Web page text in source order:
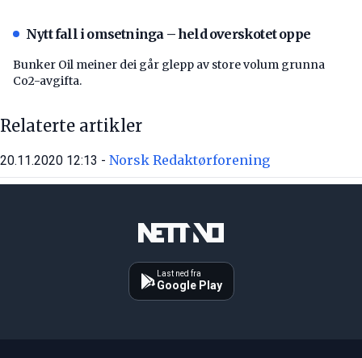
Nytt fall i omsetninga – held overskotet oppe
Bunker Oil meiner dei går glepp av store volum grunna
Co2-avgifta.
Relaterte artikler
20.11.2020 12:13 - Norsk Redaktørforening
Last ned fra
Google Play